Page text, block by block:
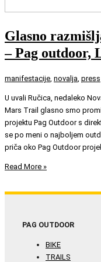
Glasno
– Pag outdoor,
manifestacije novalja press
U uvali Ručica, nedaleko
Mars Trail glasno smo
projektu Pag Outdoor s
se po meni o najboljem
priča oko Pag Outdoor
Read More »
PAG OUTDOOR
BIKE
TRAILS